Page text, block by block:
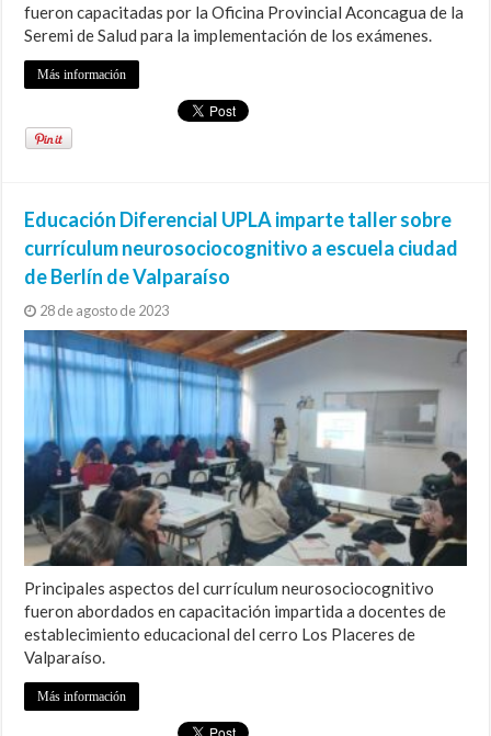
fueron capacitadas por la Oficina Provincial Aconcagua de la
Seremi de Salud para la implementación de los exámenes.
Más información
Educación Diferencial UPLA imparte taller sobre
currículum neurosociocognitivo a escuela ciudad
de Berlín de Valparaíso
28 de agosto de 2023
Principales aspectos del currículum neurosociocognitivo
fueron abordados en capacitación impartida a docentes de
establecimiento educacional del cerro Los Placeres de
Valparaíso.
Más información